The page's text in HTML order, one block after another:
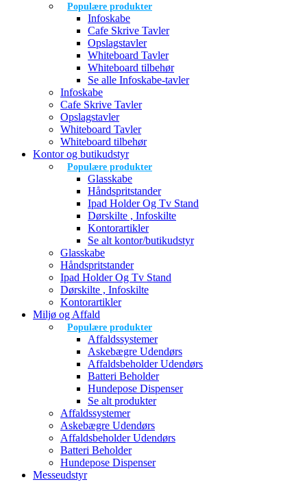
Populære produkter
Infoskabe
Cafe Skrive Tavler
Opslagstavler
Whiteboard Tavler
Whiteboard tilbehør
Se alle Infoskabe-tavler
Infoskabe
Cafe Skrive Tavler
Opslagstavler
Whiteboard Tavler
Whiteboard tilbehør
Kontor og butikudstyr
Populære produkter
Glasskabe
Håndspritstander
Ipad Holder Og Tv Stand
Dørskilte , Infoskilte
Kontorartikler
Se alt kontor/butikudstyr
Glasskabe
Håndspritstander
Ipad Holder Og Tv Stand
Dørskilte , Infoskilte
Kontorartikler
Miljø og Affald
Populære produkter
Affaldssystemer
Askebægre Udendørs
Affaldsbeholder Udendørs
Batteri Beholder
Hundepose Dispenser
Se alt produkter
Affaldssystemer
Askebægre Udendørs
Affaldsbeholder Udendørs
Batteri Beholder
Hundepose Dispenser
Messeudstyr